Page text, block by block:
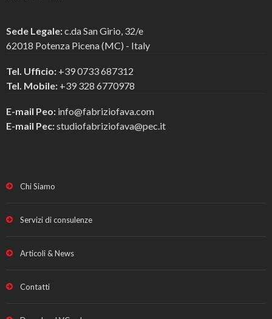
Sede Legale:c.da San Girio, 32/e
62018 Potenza Picena (MC) - Italy
Tel. Ufficio: +39 0733 687312
Tel. Mobile: +39 328 6770978
E-mail Peo: info@fabriziofava.com
E-mail Pec:studiofabriziofava@pec.it
Chi Siamo
Servizi di consulenze
Articoli & News
Contatti